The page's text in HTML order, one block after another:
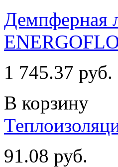
Демпферная
1 745.37 руб.
В корзину
91.08 руб.